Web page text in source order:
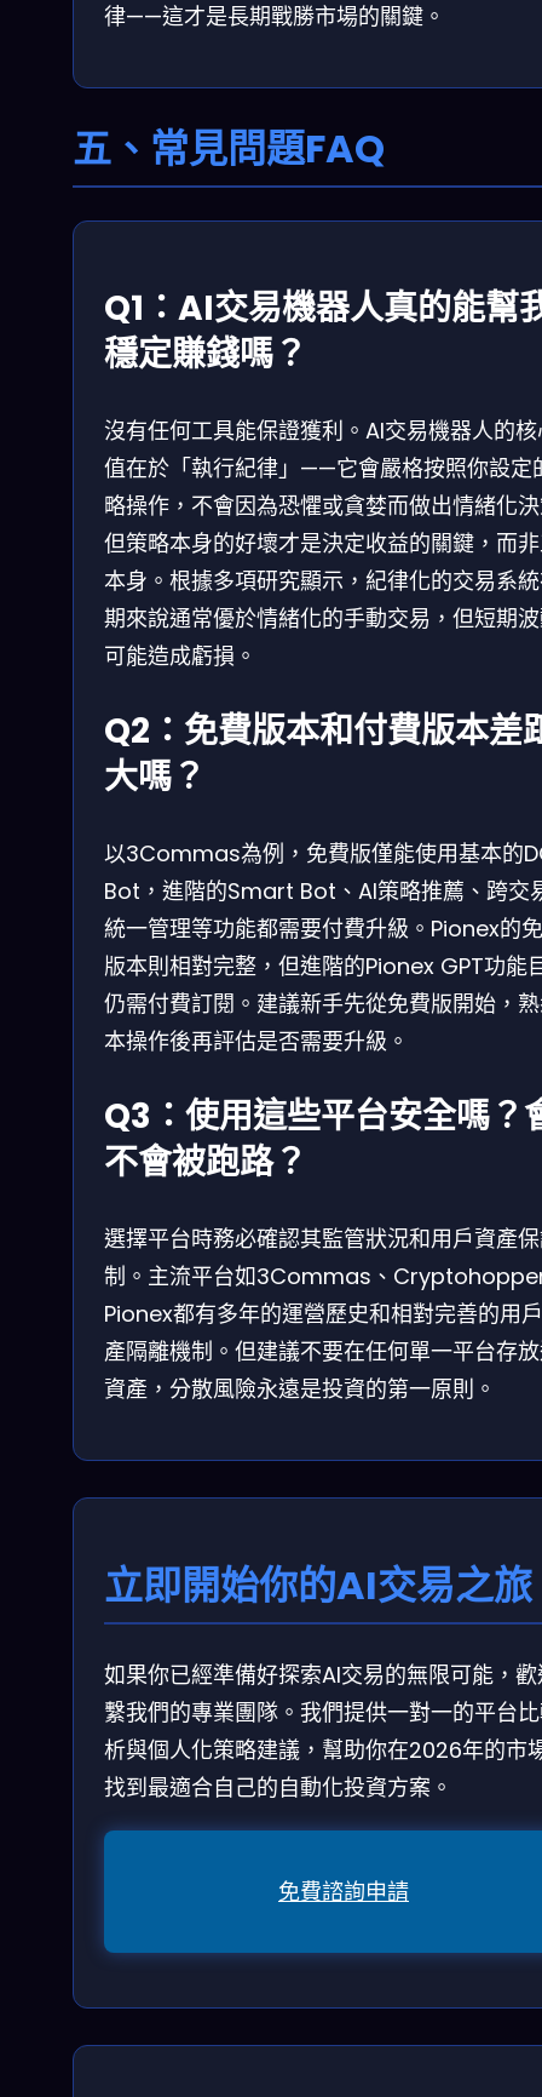
律——這才是長期戰勝市場的關鍵。
五、常見問題FAQ
Q1：AI交易機器人真的能幫
穩定賺錢嗎？
沒有任何工具能保證獲利。AI交易機器人的
值在於「執行紀律」——它會嚴格按照你設定
略操作，不會因為恐懼或貪婪而做出情緒化
但策略本身的好壞才是決定收益的關鍵，而
本身。根據多項研究顯示，紀律化的交易系
期來說通常優於情緒化的手動交易，但短期
可能造成虧損。
Q2：免費版本和付費版本差
大嗎？
以3Commas為例，免費版僅能使用基本的
Bot，進階的Smart Bot、AI策略推薦、跨交
統一管理等功能都需要付費升級。Pionex的
版本則相對完整，但進階的Pionex GPT功能
仍需付費訂閱。建議新手先從免費版開始，
本操作後再評估是否需要升級。
Q3：使用這些平台安全嗎？
不會被跑路？
選擇平台時務必確認其監管狀況和用戶資產
制。主流平台如3Commas、
Pionex都有多年的運營歷史和相對完善的用
產隔離機制。但建議不要在任何單一平台存
資產，分散風險永遠是投資的第一原則。
立即開始你的AI交易之旅
如果你已經準備好探索AI交易的無限可能，
繫我們的專業團隊。我們提供一對一的平台
析與個人化策略建議，幫助你在2026年的市
找到最適合自己的自動化投資方案。
免費諮詢申請